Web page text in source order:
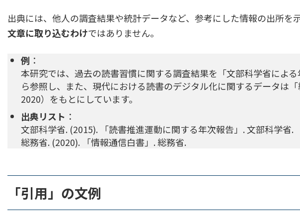
出典には、他人の調査結果や統計データなど、参考にした情報の出所を示
文章に取り込むわけではありません。
例 ：
本研究では、過去の読書習慣に関する調査結果を「文部科学省によ
ら参照し、また、現代における読書のデジタル化に関するデータは
2020）をもとにしています。
出典リスト ：
文部科学省. (2015). 「読書推進運動に関する年次報告」. 文部科学省.
総務省. (2020). 「情報通信白書」. 総務省.
「引用」の文例